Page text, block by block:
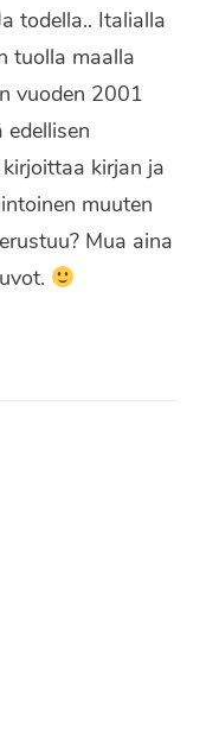
todella.. Italialla
tuolla maalla
vuoden 2001
edellisen
kirjan ja
muuten
Mua aina